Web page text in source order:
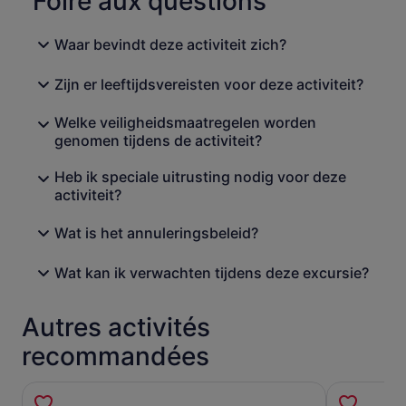
million de litres d'eau chaude jaillissent chaque jour des
sources. (Entrée aux thermes romains incluse si l'option
est choisie)
Waar bevindt deze activiteit zich?
Zijn er leeftijdsvereisten voor deze activiteit?
Welke veiligheidsmaatregelen worden
genomen tijdens de activiteit?
Heb ik speciale uitrusting nodig voor deze
activiteit?
Wat is het annuleringsbeleid?
Wat kan ik verwachten tijdens deze excursie?
Autres activités
recommandées